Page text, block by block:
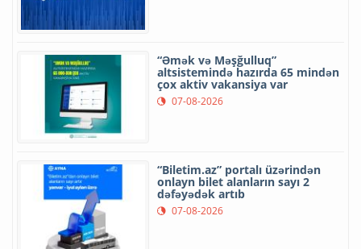
“Əmək və Məşğulluq”
altsistemində hazırda 65 mindən
çox aktiv vakansiya var
07-08-2026
“Biletim.az” portalı üzərindən
onlayn bilet alanların sayı 2
dəfəyədək artıb
07-08-2026